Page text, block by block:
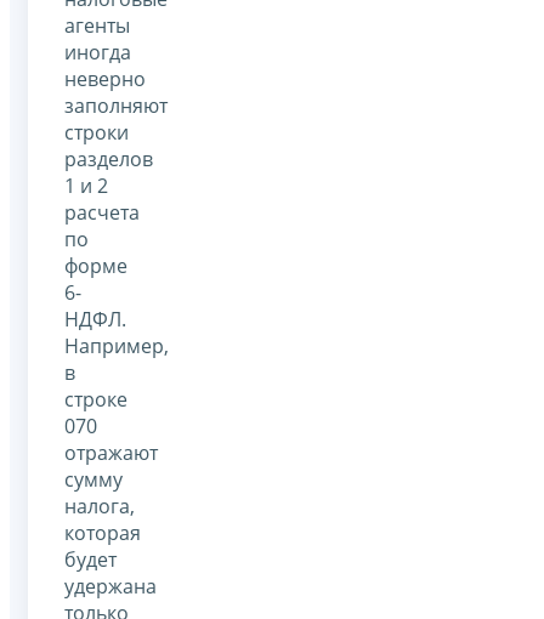
агенты
иногда
неверно
заполняют
строки
разделов
1 и 2
расчета
по
форме
6-
НДФЛ.
Например,
в
строке
070
отражают
сумму
налога,
которая
будет
удержана
только